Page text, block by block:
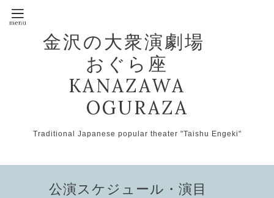
金沢の大衆演劇場
おぐら座
KANAZAWA
OGURAZA
Traditional Japanese popular theater "Taishu Engeki"
公演スケジュール・演目